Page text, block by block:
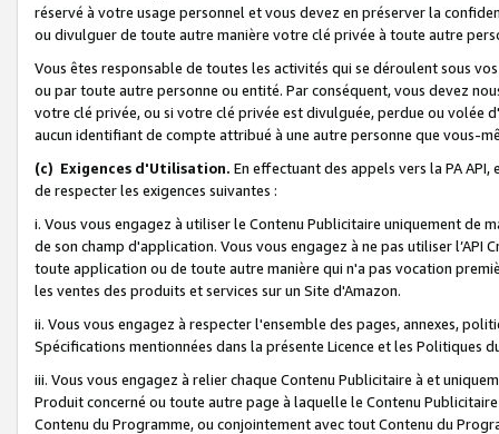
réservé à votre usage personnel et vous devez en préserver la
ou divulguer de toute autre manière votre clé privée à toute autre
Vous êtes responsable de toutes les activités qui se déroulent sous
ou par toute autre personne ou entité. Par conséquent, vous devez
votre clé privée, ou si votre clé privée est divulguée, perdue ou volée
aucun identifiant de compte attribué à une autre personne que vous-
(c) Exigences d'Utilisation. En effectuant des appels vers la PA
de respecter les exigences suivantes :
i. Vous vous engagez à utiliser le Contenu Publicitaire uniquement de
de son champ d'application. Vous vous engagez à ne pas utiliser l’API
toute application ou de toute autre manière qui n'a pas vocation
les ventes des produits et services sur un Site d'Amazon.
ii. Vous vous engagez à respecter l'ensemble des pages, annexes,
Spécifications mentionnées dans la présente Licence et les Politiques
iii. Vous vous engagez à relier chaque Contenu Publicitaire à et
Produit concerné ou toute autre page à laquelle le Contenu
Contenu du Programme, ou conjointement avec tout Contenu du